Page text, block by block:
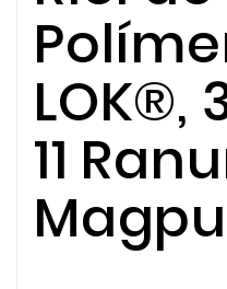
LOK®,
11